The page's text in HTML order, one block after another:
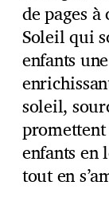
de pages
Soleil qui
enfants
soleil,
enfants en
tout en